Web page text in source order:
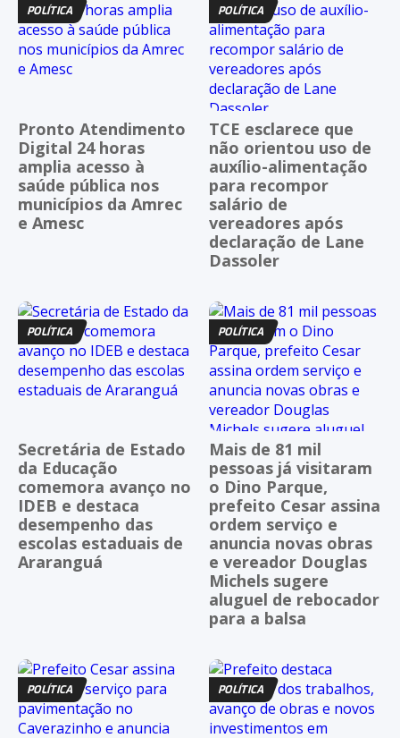
POLÍTICA
Pronto Atendimento
Digital 24 horas
amplia acesso à
saúde pública nos
municípios da Amrec
e Amesc
POLÍTICA
TCE esclarece que
não orientou uso de
auxílio-alimentação
para recompor
salário de
vereadores após
declaração de Lane
Dassoler
POLÍTICA
Secretária de Estado
da Educação
comemora avanço no
IDEB e destaca
desempenho das
escolas estaduais de
Araranguá
POLÍTICA
Mais de 81 mil
pessoas já visitaram
o Dino Parque,
prefeito Cesar assina
ordem serviço e
anuncia novas obras
e vereador Douglas
Michels sugere
aluguel de rebocador
para a balsa
POLÍTICA POLÍTICA